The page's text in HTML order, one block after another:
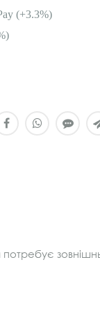
(+3.3%)